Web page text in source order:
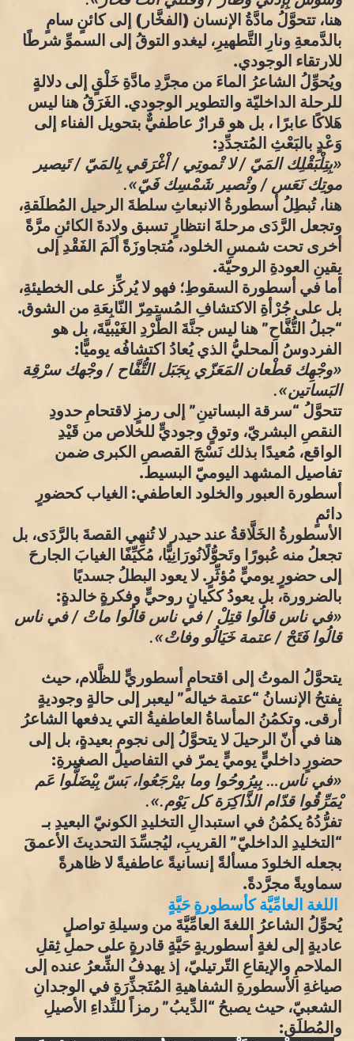
​هنا، تتحوَّلُ مادَّةُ الإنسان (الفخَّار) إلى كائنٍ سامٍ
بالدَّمعةِ ونارِ التَّطهيرِ، ليغدو التوقُ إلى السموِّ شرطًا
للارتقاء الوجودي.
​ويُحوِّلُ الشاعرُ الماءَ من مجرَّدِ مادَّةِ خَلْقٍ إلى دلالةٍ
للرحلة الداخليّة والتطوير الوجودي. الغَرَقُ هنا ليس
هَلاكًا عابرًا ، بل هو قرارٌ عاطفيٌّ بتحويل الفناء إلى
وَعْدٍ بالبَعْثِ المُتجدِّدِ:
​«بِتِلْبَقْلِك المَيّ / لا تْموتِي / اْغْرَقي بِالمَيّ / تَيصير
موتِك نَعَس / وتْصير شَمْسِك فَيّ».
​هنا، تُبطِلُ أسطورةُ الانبعاثِ سلطةَ الرحيل المُطلَقةِ،
وتجعل الرَّدَى مرحلةَ انتظارٍ تسبق ولادةَ الكائنِ مرَّةً
أخرى تحت شمسِ الخلود، مُتجاوزَةً ألَمَ الفَقْدِ إلى
يقينِ العودةِ الروحيّة.
​أما في أسطورة السقوطِ؛ فهو لا يُركِّز على الخطيئةِ،
بل على جُرْأةِ الاكتشافِ المُستمِرّ النّابِعَةِ من الشوق.
“جبلُ التُّفَّاحِ” هنا ليس جنَّةَ الطَّرْدِ الغَيْبيَّةَ، بل هو
الفردوسُ المحليُّ الذي يُعادُ اكتشافُه يوميًّا:
​«وجْهِك قطْعان المَعَزّي بِجَبَل التُّفَّاح / وجْهك سرْقِة
البَساتين».
​تتحوَّلُ “سرقة البساتينِ” إلى رمزٍ لاقتحامِ حدودِ
النقصِ البشريّ، وتوقٍ وجوديٍّ للخلاص من قَيْدِ
الواقع، مُعيدًا بذلك نَسْجَ القصصِ الكبرى ضمن
تفاصيل المشهد اليوميّ البسيط.
​أسطورة العبور والخلود العاطفي: الغياب كحضورٍ
دائمٍ
​الأسطورةُ الخَلَّاقةُ عند حيدر لا تُنهِي القصةَ بالرَّدَى، بل
تجعلُ منه عُبورًا وتَحوُّلًانُورَانِيًّا، مُكيِّفًا الغيابَ الجارحَ
إلى حضورٍ يوميٍّ مُؤثِّرٍ. لا يعود البطلُ جسديًا
بالضرورة، بل يعودُ ككيانٍ روحيٍّ وفكرةٍ خالدةٍ:
​«في ناس قالُوا قتِلْ / في ناس قالُوا ماتْ / في ناس
قالُوا فَتَحْ / عتمة خَيَالُو وفاتْ».
​يتحوَّلُ الموتُ إلى اقتحامٍ أسطوريٍّ للظَّلام، حيث
يفتحُ الإنسانُ “عتمة خياله” ليعبر إلى حالةٍ وجوديةٍ
أرقى. وتكمُنُ المأساةُ العاطفيةُ التي يدفعها الشاعرُ
هنا في أنّ الرحيلَ لا يتحوَّلُ إلى نجومٍ بعيدةٍ، بل إلى
حضورٍ داخليٍّ يوميٍّ يمرّ في التفاصيل الصغيرةِ:
​«في ناس… بِيرُوحُوا وما بيرْجَعُوا، بَسّ بِيْضَلُّوا عَم
يْمَرِّقُوا قدّام الذَّاكِرَة كل يَوْم.».
​تفرُّدُهُ يكمُنُ في استبدالِ التخليدِ الكونيّ البعيدِ بـ
“التخليدِ الداخليّ” القريبِ، ليُجسِّدَ التحديثَ الأعمقَ
بجعله الخلودَ مسألةً إنسانيةً عاطفيةً لا ظاهرةً
سماويةً مجرَّدةً.
​اللغة العامِّيَّة كأسطورةٍ حَيَّةٍ
​يُحوِّلُ الشاعرُ اللغةَ العامِّيَّةَ من وسيلةِ تواصلٍ
عاديةٍ إلى لغةٍ أسطوريةٍ حَيَّةٍ قادرةٍ على حملِ ثِقلِ
الملاحمِ والإيقاعِ التّرتيليّ، إذ يهدفُ الشِّعرُ عنده إلى
صياغةِ الأسطورةِ الشفاهيةِ المُتَجذِّرَةِ في الوجدانِ
الشعبيّ، حيث يصبحُ “الدِّيبُ” رمزاً للنِّداءِ الأصيلِ
والمُطلَقِ: